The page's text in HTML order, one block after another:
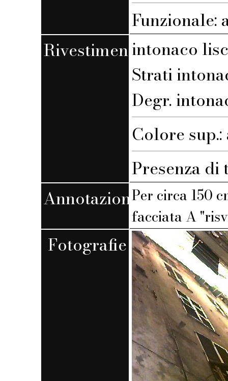
Funzionale:
Rivestimentointonaco
Strati
Degr.
Colore sup.:
Presenza
AnnotazioniPer circa 150
facciata A
Fotografie